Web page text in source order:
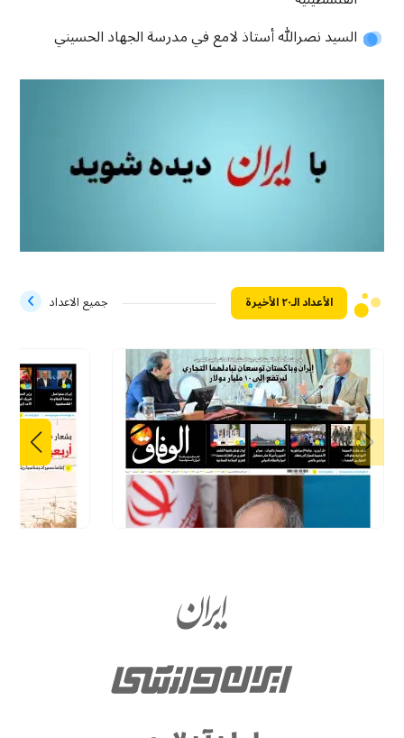
السيد نصرالله أستاذ لامع في مدرسة الجهاد الحسيني
الأعداد الـ۲۰ الأخيرة جميع الاعداد